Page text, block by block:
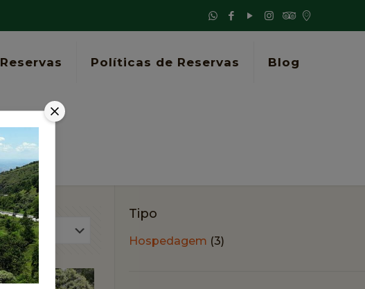
Reservas Políticas de Reservas Blog
Tipo
Hospedagem (3)